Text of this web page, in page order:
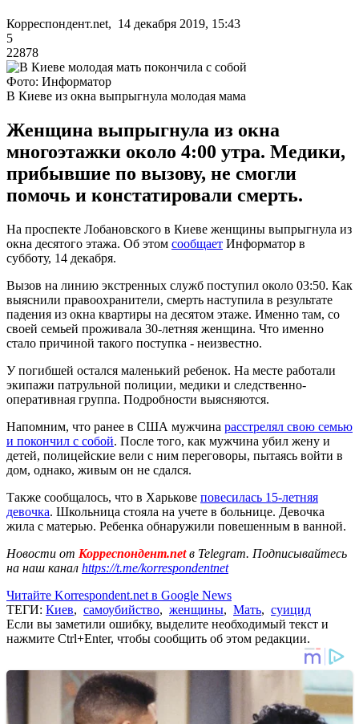
Корреспондент.net, 14 декабря 2019, 15:43
5
22878
Фото: Информатор
В Киеве из окна выпрыгнула молодая мама
Женщина выпрыгнула из окна
многоэтажки около 4:00 утра. Медики,
прибывшие по вызову, не смогли
помочь и констатировали смерть.
На проспекте Лобановского в Киеве женщины выпрыгнула из
окна десятого этажа. Об этом сообщает Информатор в
субботу, 14 декабря.
Вызов на линию экстренных служб поступил около 03:50. Как
выяснили правоохранители, смерть наступила в результате
падения из окна квартиры на десятом этаже. Именно там, со
своей семьей проживала 30-летняя женщина. Что именно
стало причиной такого поступка - неизвестно.
У погибшей остался маленький ребенок. На месте работали
экипажи патрульной полиции, медики и следственно-
оперативная группа. Подробности выясняются.
Напомним, что ранее в США мужчина расстрелял свою семью
и покончил с собой. После того, как мужчина убил жену и
детей, полицейские вели с ним переговоры, пытаясь войти в
дом, однако, живым он не сдался.
Также сообщалось, что в Харькове повесилась 15-летняя
девочка. Школьница стояла на учете в больнице. Девочка
жила с матерью. Ребенка обнаружили повешенным в ванной.
Новости от Корреспондент.netв Telegram. Подписывайтесь
на наш канал https://t.me/korrespondentnet
Читайте Korrespondent.net в Google News
ТЕГИ: Киев, самоубийство, женщины, Мать, суицид
Если вы заметили ошибку, выделите необходимый текст и
нажмите Ctrl+Enter, чтобы сообщить об этом редакции.